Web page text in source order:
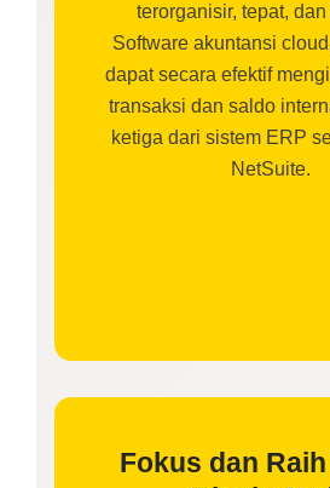
terorganisir, tepat,
Software akuntansi
dapat secara efektif
transaksi dan saldo
ketiga dari sistem ERP
NetSuite.
Fokus dan